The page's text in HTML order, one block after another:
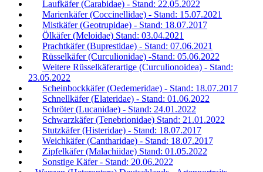
Laufkäfer (Carabidae) - Stand: 22.05.2022
Marienkäfer (Coccinellidae) - Stand: 15.07.2021
Mistkäfer (Geotrupidae) - Stand: 18.07.2017
Ölkäfer (Meloidae) Stand: 03.04.2021
Prachtkäfer (Buprestidae) - Stand: 07.06.2021
Rüsselkäfer (Curculionidae) -Stand: 05.06.2022
Weitere Rüsselkäferartige (Curculionoidea) - Stand:
23.05.2022
Scheinbockkäfer (Oedemeridae) - Stand: 18.07.2017
Schnellkäfer (Elateridae) - Stand: 01.06.2022
Schröter (Lucanidae) - Stand: 24.01.2022
Schwarzkäfer (Tenebrionidae) Stand: 21.01.2022
Stutzkäfer (Histeridae) - Stand: 18.07.2017
Weichkäfer (Cantharidae) - Stand: 18.07.2017
Zipfelkäfer (Malachiidae) Stand: 01.05.2022
Sonstige Käfer - Stand: 20.06.2022